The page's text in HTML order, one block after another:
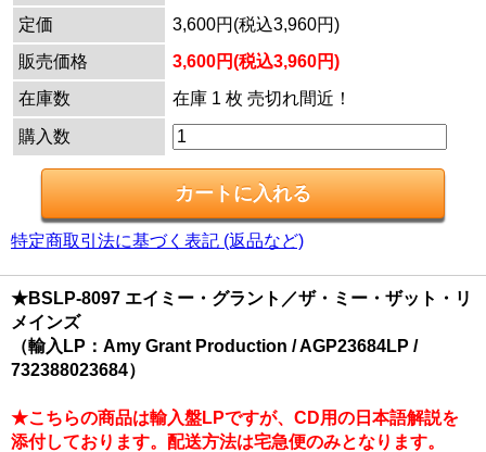
定価
3,600円(税込3,960円)
販売価格
3,600円(税込3,960円)
在庫数
在庫 1 枚 売切れ間近！
購入数
特定商取引法に基づく表記 (返品など)
★BSLP-8097 エイミー・グラント／ザ・ミー・ザット・リ
メインズ
（輸入LP：Amy Grant Production / AGP23684LP /
732388023684）
★こちらの商品は輸入盤LPですが、CD用の日本語解説を
添付しております。配送方法は宅急便のみとなります。